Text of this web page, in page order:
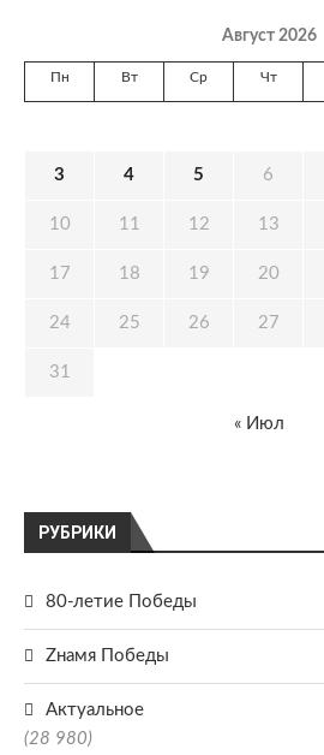
РУБРИКИ
80-летие Победы
Zнамя Победы
Актуальное
(28 980)
Август 2026
Пн Вт Ср Чт
3 4 5 6
10 11 12 13
17 18 19 20
24 25 26 27
31
« Июл